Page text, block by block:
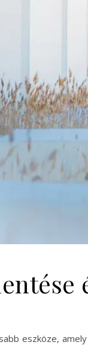
eszköze,